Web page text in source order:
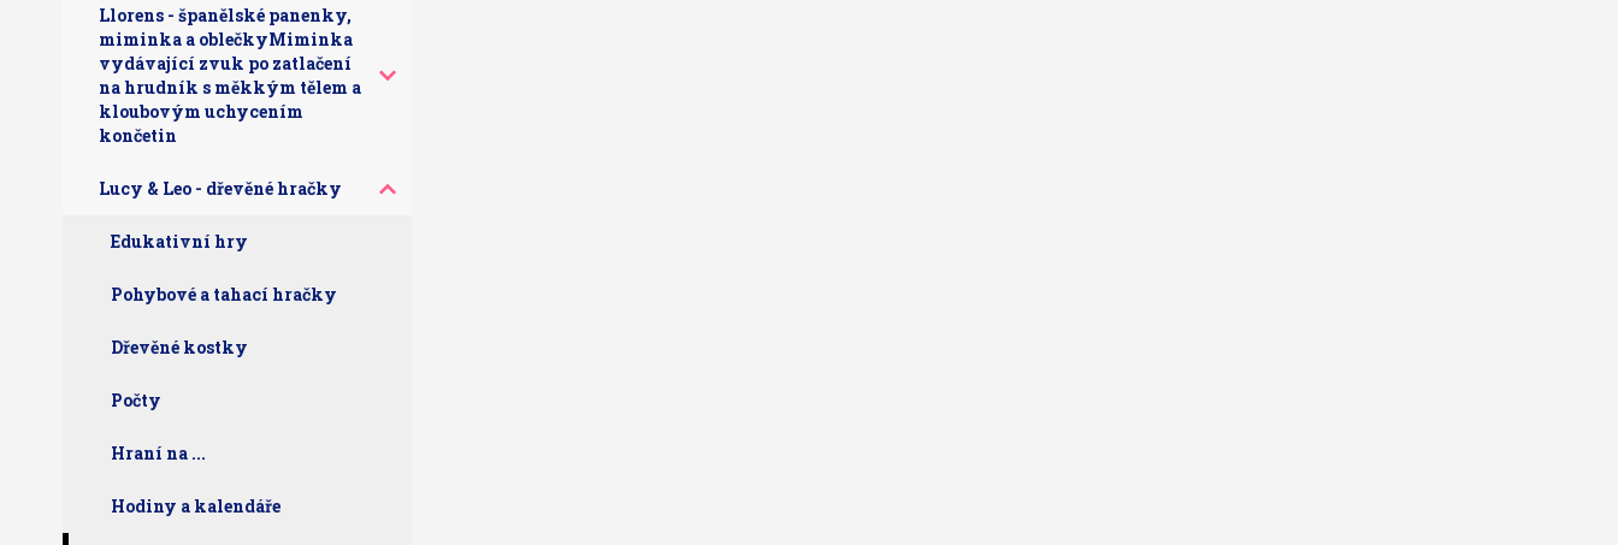
Llorens - španělské panenky,
miminka a oblečkyMiminka
vydávající zvuk po zatlačení
na hrudník s měkkým tělem a
kloubovým uchycením
končetin
Lucy & Leo - dřevěné hračky
Edukativní hry
Pohybové a tahací hračky
Dřevěné kostky
Počty
Hraní na ...
Hodiny a kalendáře